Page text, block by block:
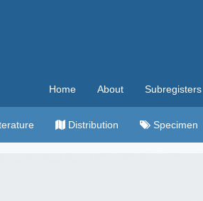
Home About Subregisters
Distribution Specimen